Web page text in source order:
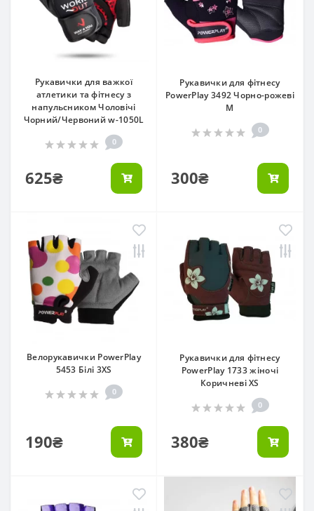
Рукавички для важкої
атлетики та фітнесу з
напульсником Чоловічі
Чорний/Червоний w-1050L
0
625₴
Рукавички для фітнесу
PowerPlay 3492 Чорно-рожеві
M
0
300₴
Велорукавички PowerPlay
5453 Білі 3XS
0
190₴
Рукавички для фітнесу
PowerPlay 1733 жіночі
Коричневі XS
0
380₴